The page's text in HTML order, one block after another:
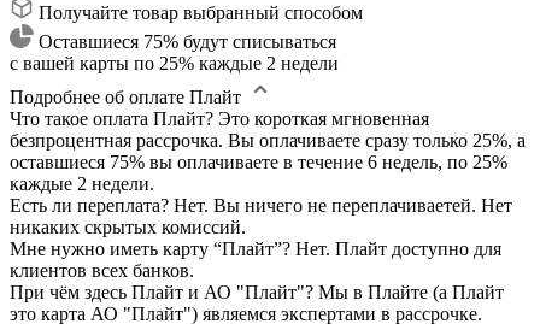
Получайте товар выбранный способом
Оставшиеся 75% будут списываться
с вашей карты по 25% каждые 2 недели
Подробнее об оплате Плайт
Что такое оплата Плайт? Это короткая мгновенная
безпроцентная рассрочка. Вы оплачиваете сразу только 25%, а
оставшиеся 75% вы оплачиваете в течение 6 недель, по 25%
каждые 2 недели.
Есть ли переплата? Нет. Вы ничего не переплачиваетей. Нет
никаких скрытых комиссий.
Мне нужно иметь карту “Плайт”? Нет. Плайт доступно для
клиентов всех банков.
При чём здесь Плайт и АО "Плайт"? Мы в Плайте (а Плайт
это карта АО "Плайт") являемся экспертами в рассрочке.